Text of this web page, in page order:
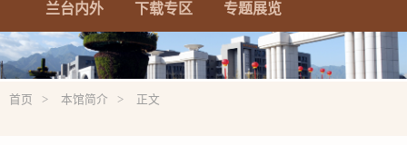
兰台内外
下载专区 专题展览
首页 本馆简介 正文